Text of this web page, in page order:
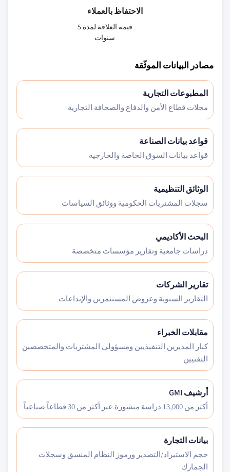
الاحتفاظ بالعملاء
قيمة العلاقة لمدة 5
سنوات
مصادر البيانات الموثّقة
المطبوعات التجارية
مجلات قطاع الأمن والدفاع والصحافة التجارية
قواعد بيانات الصناعة
قواعد بيانات السوق الخاصة والخارجية
الوثائق التنظيمية
سجلات المشتريات الحكومية ووثائق السياسات
البحث الأكاديمي
دراسات جامعية وتقارير مؤسسات متخصصة
تقارير الشركات
التقارير السنوية وعروض المستثمرين والإيداعات
مقابلات الخبراء
كبار المديرين التنفيذيين ومسؤولي المشتريات والمتخصصين
التقنيين
أرشيف GMI
أكثر من 13,000 دراسة منشورة عبر أكثر من 30 قطاعاً صناعياً
بيانات التجارة
حجم الاستيراد/التصدير ورموز النظام المنسق وسجلات
الجمارك